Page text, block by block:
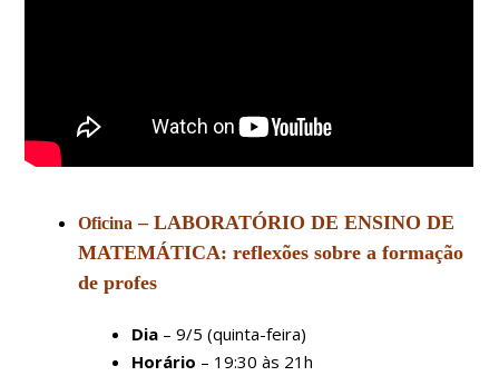
Oficina – LABORATÓRIO DE ENSINO DE
MATEMÁTICA: reflexões sobre a formação
de profes
Dia – 9/5 (quinta-feira)
Horário – 19:30 às 21h